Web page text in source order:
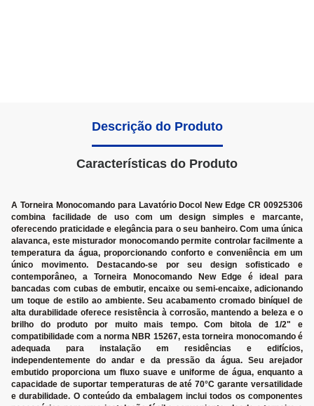
Descrição do Produto
Características do Produto
A Torneira Monocomando para Lavatório Docol New Edge CR 00925306
combina facilidade de uso com um design simples e marcante,
oferecendo praticidade e elegância para o seu banheiro. Com uma única
alavanca, este misturador monocomando permite controlar facilmente a
temperatura da água, proporcionando conforto e conveniência em um
único movimento. Destacando-se por seu design sofisticado e
contemporâneo, a Torneira Monocomando New Edge é ideal para
bancadas com cubas de embutir, encaixe ou semi-encaixe, adicionando
um toque de estilo ao ambiente. Seu acabamento cromado biníquel de
alta durabilidade oferece resistência à corrosão, mantendo a beleza e o
brilho do produto por muito mais tempo. Com bitola de 1/2" e
compatibilidade com a norma NBR 15267, esta torneira monocomando é
adequada para instalação em residências e edifícios,
independentemente do andar e da pressão da água. Seu arejador
embutido proporciona um fluxo suave e uniforme de água, enquanto a
capacidade de suportar temperaturas de até 70°C garante versatilidade
e durabilidade. O conteúdo da embalagem inclui todos os componentes